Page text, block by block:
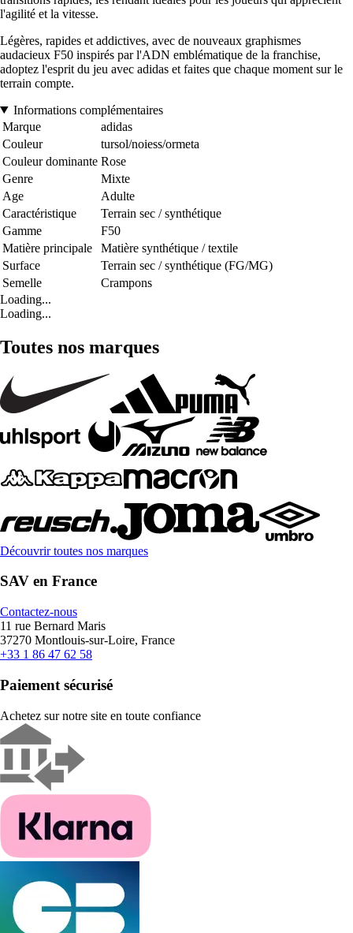
l'agilité et la vitesse.
Légères, rapides et addictives, avec de nouveaux graphismes
audacieux F50 inspirés par l'ADN emblématique de la franchise,
adoptez l'esprit du jeu avec adidas et faites que chaque moment sur le
terrain compte.
Informations complémentaires
Marque
adidas
Couleur
tursol/noiess/ormeta
Couleur dominante Rose
Genre
Mixte
Age
Adulte
Caractéristique
Terrain sec / synthétique
Gamme
F50
Matière principale
Matière synthétique / textile
Surface
Terrain sec / synthétique (FG/MG)
Semelle
Crampons
Loading...
Loading...
Toutes nos marques
Découvrir toutes nos marques
SAV en France
Contactez-nous
11 rue Bernard Maris
37270 Montlouis-sur-Loire, France
+33 1 86 47 62 58
Paiement sécurisé
Achetez sur notre site en toute confiance